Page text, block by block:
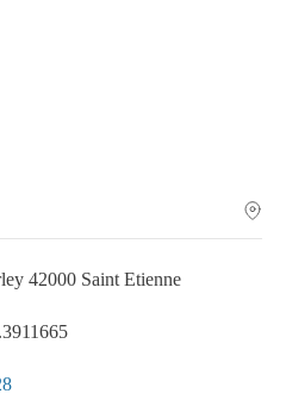
42000 Saint Etienne